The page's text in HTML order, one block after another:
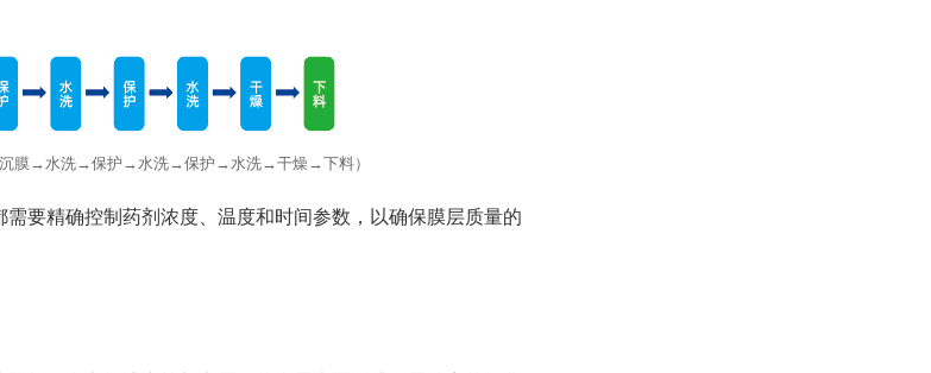
膜→水洗→保护→水洗→保护→水洗→干燥→下料）
要精确控制药剂浓度、温度和时间参数，以确保膜层质量的